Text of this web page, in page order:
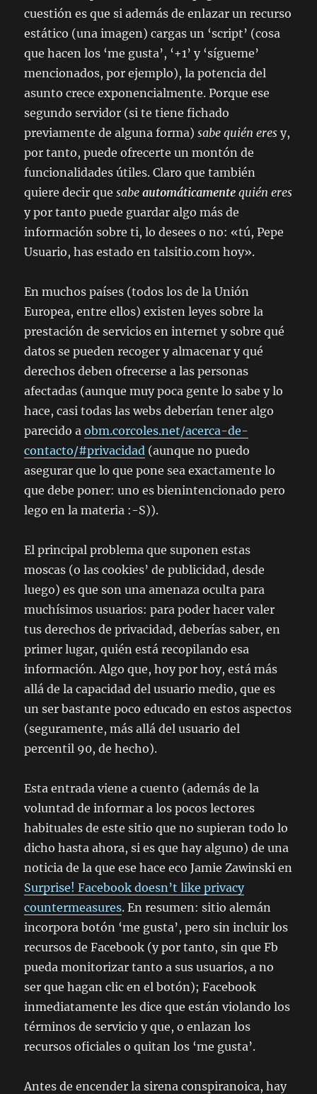
cuestión es que si además de enlazar un recurso
estático (una imagen) cargas un ‘script’ (cosa
que hacen los ‘me gusta’, ‘+1’ y ‘sígueme’
mencionados, por ejemplo), la potencia del
asunto crece exponencialmente. Porque ese
segundo servidor (si te tiene fichado
previamente de alguna forma)sabe quién eres y,
por tanto, puede ofrecerte un montón de
funcionalidades útiles. Claro que también
quiere decir quesabeautomáticamente quién eres
y por tanto puede guardar algo más de
información sobre ti, lo desees o no: «tú, Pepe
Usuario, has estado en talsitio.com hoy».
En muchos países (todos los de la Unión
Europea, entre ellos) existen leyes sobre la
prestación de servicios en internet y sobre qué
datos se pueden recoger y almacenar y qué
derechos deben ofrecerse a las personas
afectadas (aunque muy poca gente lo sabe y lo
hace, casi todas las webs deberían tener algo
parecido aobm.corcoles.net/acerca-de-
contacto/#privacidad (aunque no puedo
asegurar que lo que pone sea exactamente lo
que debe poner: uno es bienintencionado pero
lego en la materia :-S)).
El principal problema que suponen estas
moscas (o las cookies’ de publicidad, desde
luego) es que son una amenaza oculta para
muchísimos usuarios: para poder hacer valer
tus derechos de privacidad, deberías saber, en
primer lugar, quién está recopilando esa
información. Algo que, hoy por hoy, está más
allá de la capacidad del usuario medio, que es
un ser bastante poco educado en estos aspectos
(seguramente, más allá del usuario del
percentil 90, de hecho).
Esta entrada viene a cuento (además de la
voluntad de informar a los pocos lectores
habituales de este sitio que no supieran todo lo
dicho hasta ahora, si es que hay alguno) de una
noticia de la que ese hace eco Jamie Zawinski en
Surprise! Facebook doesn’t like privacy
countermeasures. En resumen: sitio alemán
incorpora botón ‘me gusta’, pero sin incluir los
recursos de Facebook (y por tanto, sin que Fb
pueda monitorizar tanto a sus usuarios, a no
ser que hagan clic en el botón); Facebook
inmediatamente les dice que están violando los
términos de servicio y que, o enlazan los
recursos oficiales o quitan los ‘me gusta’.
Antes de encender la sirena conspiranoica, hay